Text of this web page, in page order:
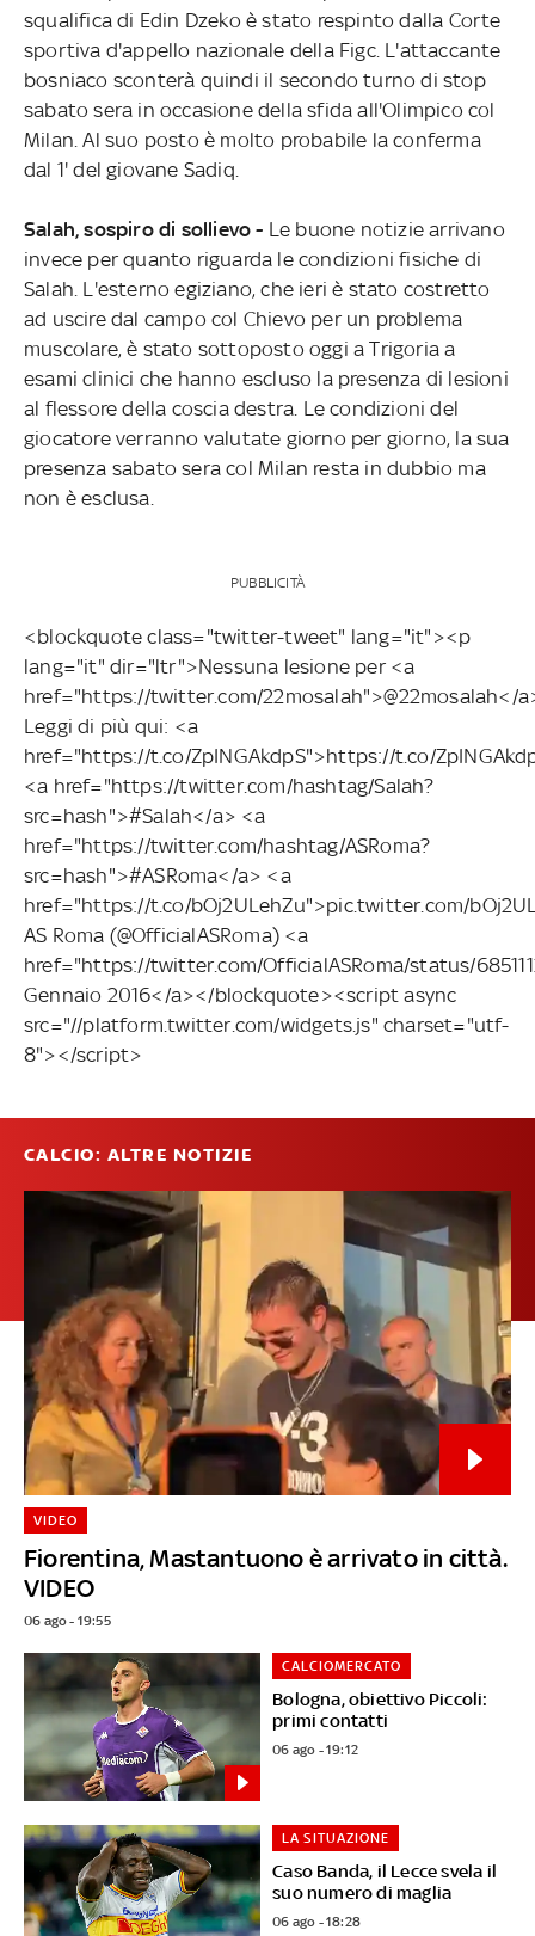
squalifica di Edin Dzeko è stato respinto dalla Corte
sportiva d'appello nazionale della Figc. L'attaccante
bosniaco sconterà quindi il secondo turno di stop
sabato sera in occasione della sfida all'Olimpico col
Milan. Al suo posto è molto probabile la conferma
dal 1' del giovane Sadiq.
Salah, sospiro di sollievo - Le buone notizie arrivano
invece per quanto riguarda le condizioni fisiche di
Salah. L'esterno egiziano, che ieri è stato costretto
ad uscire dal campo col Chievo per un problema
muscolare, è stato sottoposto oggi a Trigoria a
esami clinici che hanno escluso la presenza di lesioni
al flessore della coscia destra. Le condizioni del
giocatore verranno valutate giorno per giorno, la sua
presenza sabato sera col Milan resta in dubbio ma
non è esclusa.
PUBBLICITÀ
<blockquote class="twitter-tweet" lang="it"><p
lang="it" dir="ltr">Nessuna lesione per <a
href="https://twitter.com/22mosalah">@22mosalah</
Leggi di più qui: <a
href="https://t.co/ZpINGAkdpS">https://t.co/
<a href="https://twitter.com/hashtag/Salah?
src=hash">#Salah</a> <a
href="https://twitter.com/hashtag/ASRoma?
src=hash">#ASRoma</a> <a
href="https://t.co/bOj2ULehZu">pic.twitter.com/
AS Roma (@OfficialASRoma) <a
href="https://twitter.com/OfficialASRoma/status/
Gennaio 2016</a></blockquote><script async
src="//platform.twitter.com/widgets.js" charset="utf-
8"></script>
CALCIO: ALTRE NOTIZIE
Fiorentina, Mastantuono è arrivato in città.
VIDEO
VIDEO
06 ago - 19:55
Bologna, obiettivo Piccoli:
primi contatti
CALCIOMERCATO
06 ago - 19:12
Caso Banda, il Lecce svela il
suo numero di maglia
LA SITUAZIONE
06 ago - 18:28